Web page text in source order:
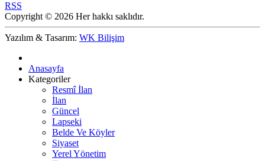
RSS
Copyright © 2026 Her hakkı saklıdır.
Yazılım & Tasarım: WK Bilişim
Anasayfa
Kategoriler
Resmî İlan
İlan
Güncel
Lapseki
Belde Ve Köyler
Siyaset
Yerel Yönetim